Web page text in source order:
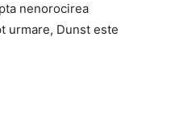
nenorocirea
urmare, Dunst este